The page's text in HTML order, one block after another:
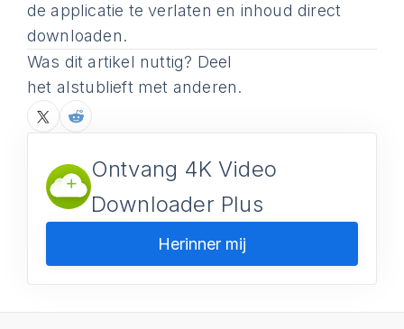
de applicatie te verlaten en inhoud direct
downloaden.
Was dit artikel nuttig? Deel
het alstublieft met anderen.
Ontvang 4K Video
Downloader Plus
Herinner mij